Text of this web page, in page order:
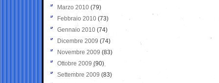
Marzo 2010 (79)
Febbraio 2010 (73)
Gennaio 2010 (74)
Dicembre 2009 (74)
Novembre 2009 (83)
Ottobre 2009 (90)
Settembre 2009 (83)